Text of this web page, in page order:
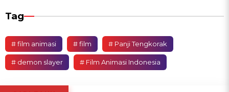
Tag
# film animasi # film # Panji Tengkorak
# demon slayer # Film Animasi Indonesia